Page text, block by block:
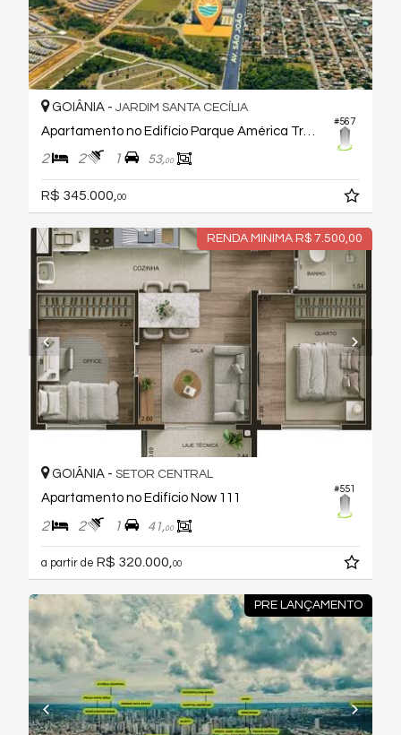
#567
GOIÂNIA - JARDIM SANTA CECÍLIA
2 2 1 53,00
R$ 345.000, 00
RENDA MINIMA R$ 7.500,00
#551
GOIÂNIA - SETOR CENTRAL
Apartamento no Edifício Now 111
2 2 1 41,00
a partir de R$ 320.000,00
PRE LANÇAMENTO